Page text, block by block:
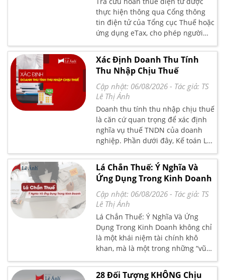
Nhất 2026, phương pháp tính thuế
theo quy định hiện hành, cách áp
dụng đúng thuế GTGT và thuế
TNCN cho hoạt động cho thuê nhà,
kèm ví dụ minh họa dễ hiểu để có
thể thực hiện đúng ngay từ đầu.
thực hiện thông qua Cổng thông
tin điện tử của Tổng cục Thuế hoặc
ứng dụng eTax, cho phép người
nộp thuế theo dõi tình trạng hồ sơ
hoàn thuế theo từng bước xử lý.
Bài viết Kế toán Lê Ánh hướng dẫn
chi tiết cách tra cứu, điều kiện thực
hiện và các lưu ý quan trọng để
tránh chậm hoàn hoặc bị yêu cầu
bổ sung hồ sơ.
Xác Định Doanh Thu Tính
Thu Nhập Chịu Thuế
Cập nhật: 06/08/2026 - Tác giả: TS
Lê Thị Ánh
Doanh thu tính thu nhập chịu thuế
là căn cứ quan trọng để xác định
nghĩa vụ thuế TNDN của doanh
nghiệp. Phần dưới đây, Kế toán Lê
Ánh sẽ tóm lược khái niệm – thời
điểm ghi nhận – các trường hợp
doanh thu đặc thù, giúp kế toán xử
lý đúng theo quy định hiện hành.
Lá Chắn Thuế: Ý Nghĩa Và
Ứng Dụng Trong Kinh Doanh
Cập nhật: 06/08/2026 - Tác giả: TS
Lê Thị Ánh
Lá Chắn Thuế: Ý Nghĩa Và Ứng
Dụng Trong Kinh Doanh không chỉ
là một khái niệm tài chính khô
khan, mà là một trong những “vũ
khí chiến lược” giúp doanh nghiệp
tối ưu hóa lợi nhuận hợp pháp và
28 Đối Tượng KHÔNG Chịu